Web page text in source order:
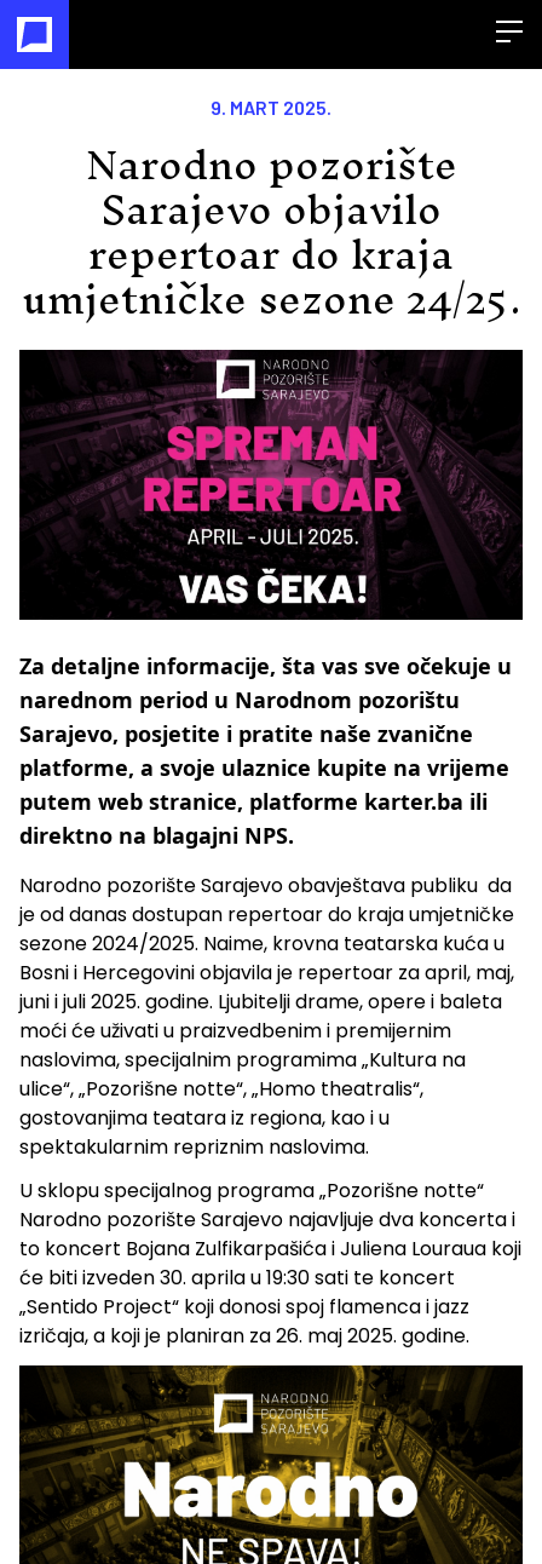
9. MART 2025.
Narodno pozorište
Sarajevo objavilo
repertoar do kraja
umjetničke sezone 24/25.
Za detaljne informacije, šta vas sve očekuje u
narednom period u Narodnom pozorištu
Sarajevo, posjetite i pratite naše zvanične
platforme, a svoje ulaznice kupite na vrijeme
putem web stranice, platforme karter.ba ili
direktno na blagajni NPS.
Narodno pozorište Sarajevo obavještava publiku da
je od danas dostupan repertoar do kraja umjetničke
sezone 2024/2025. Naime, krovna teatarska kuća u
Bosni i Hercegovini objavila je repertoar za april, maj,
juni i juli 2025. godine. Ljubitelji drame, opere i baleta
moći će uživati u praizvedbenim i premijernim
naslovima, specijalnim programima „Kultura na
ulice“, „Pozorišne notte“, „Homo theatralis“,
gostovanjima teatara iz regiona, kao i u
spektakularnim repriznim naslovima.
U sklopu specijalnog programa „Pozorišne notte“
Narodno pozorište Sarajevo najavljuje dva koncerta i
to koncert Bojana Zulfikarpašića i Juliena Louraua koji
će biti izveden 30. aprila u 19:30 sati te koncert
„Sentido Project“ koji donosi spoj flamenca i jazz
izričaja, a koji je planiran za 26. maj 2025. godine.